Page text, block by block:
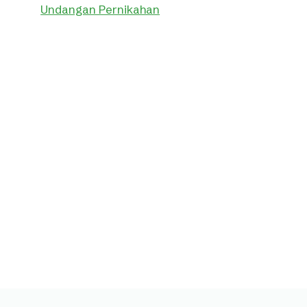
Undangan Pernikahan